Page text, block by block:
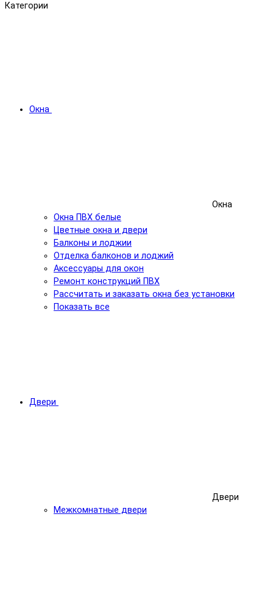
Категории
Окна
Окна
Окна ПВХ белые
Цветные окна и двери
Балконы и лоджии
Отделка балконов и лоджий
Аксессуары для окон
Ремонт конструкций ПВХ
Рассчитать и заказать окна без установки
Показать все
Двери
Двери
Межкомнатные двери